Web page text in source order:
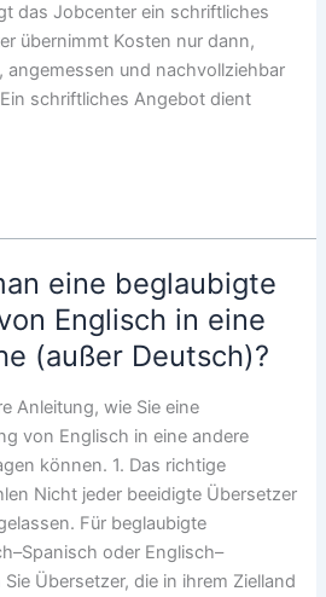
das Jobcenter ein schriftliches
übernimmt Kosten nur dann,
und nachvollziehbar
schriftliches Angebot dient
eine beglaubigte
Englisch in eine
(außer Deutsch)?
Anleitung, wie Sie eine
von Englisch in eine andere
können. 1. Das richtige
Nicht jeder beeidigte Übersetzer
Für beglaubigte
oder Englisch–
Übersetzer, die in ihrem Zielland